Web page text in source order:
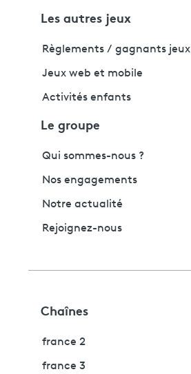
Les autres jeux
Règlements / gagnants jeux
Jeux web et mobile
Activités enfants
Le groupe
Qui sommes-nous ?
Nos engagements
Notre actualité
Rejoignez-nous
Chaînes
france 2
france 3